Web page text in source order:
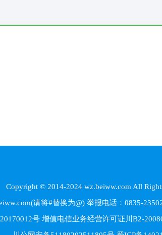
Copyright © 2014-2024 wz.beiww.com All
请将#替换为@) 举报电话：0835-
号 增值电信业务经营许可证川B2-